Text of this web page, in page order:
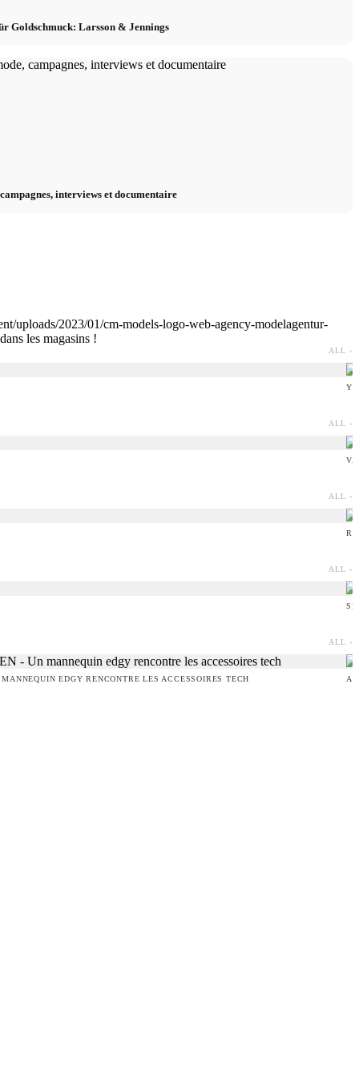
Goldschmuck: Larsson & Jennings
interviews et documentaire
uploads/2023/01/cm-models-logo-web-agency-modelagentur-
les magasins !
ALL ›
ALL ›
ALL ›
ALL ›
ALL ›
EDGY RENCONTRE LES ACCESSOIRES TECH